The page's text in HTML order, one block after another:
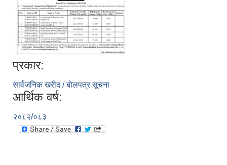
प्रकार:
सार्वजनिक खरीद / बोलपत्र सूचना
आर्थिक वर्ष:
२०८२/०८३